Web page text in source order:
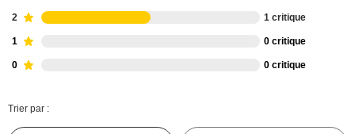
2 1 critique
1 0 critique
0 0 critique
Trier par :